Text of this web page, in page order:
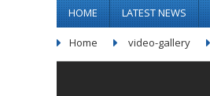
HOME LATEST NEWS
Home video-gallery